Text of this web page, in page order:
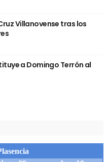
Villanovense tras los
a Domingo Terrón al